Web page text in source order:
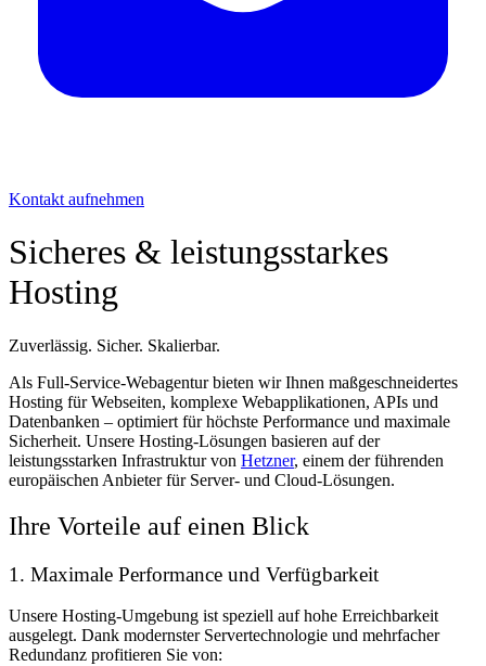
Kontakt aufnehmen
Sicheres & leistungsstarkes
Hosting
Zuverlässig. Sicher. Skalierbar.
Als Full-Service-Webagentur bieten wir Ihnen maßgeschneidertes
Hosting fürWebseiten, komplexe Webapplikationen, APIs und
Datenbanken – optimiert für höchste Performance und maximale
Sicherheit. Unsere Hosting-Lösungen basieren auf der
leistungsstarken Infrastruktur von Hetzner, einem der führenden
europäischen Anbieter für Server- und Cloud-Lösungen.
Ihre Vorteile auf einen Blick
1. Maximale Performance und Verfügbarkeit
Unsere Hosting-Umgebung ist speziell auf hohe Erreichbarkeit
ausgelegt. Dank modernster Servertechnologie und mehrfacher
Redundanz profitieren Sie von: